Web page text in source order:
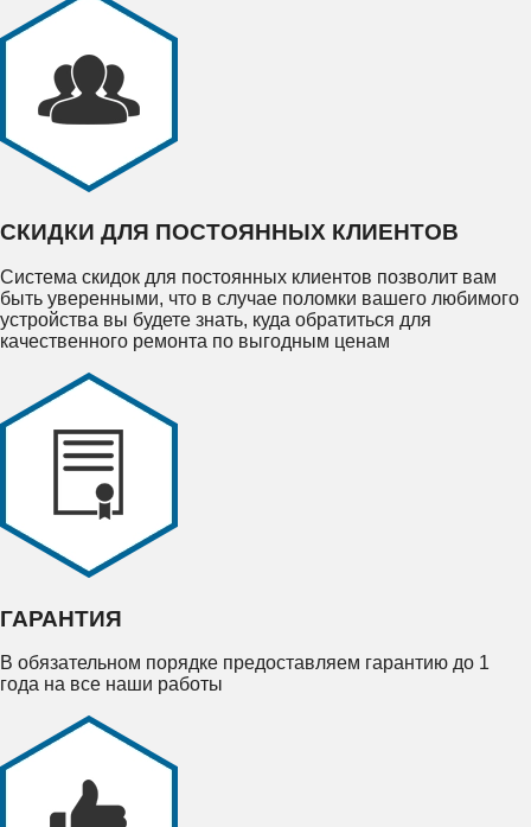
СКИДКИ ДЛЯ ПОСТОЯННЫХ КЛИЕНТОВ
Система скидок для постоянных клиентов позволит вам
быть уверенными, что в случае поломки вашего любимого
устройства вы будете знать, куда обратиться для
качественного ремонта по выгодным ценам
ГАРАНТИЯ
В обязательном порядке предоставляем гарантию до 1
года на все наши работы